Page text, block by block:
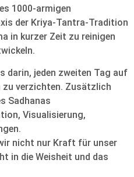
1000-armigen
der Kriya-Tantra-Tradition
in kurzer Zeit zu reinigen
darin, jeden zweiten Tag auf
zu verzichten. Zusätzlich
Sadhanas
Visualisierung,
nicht nur Kraft für unser
in die Weisheit und das